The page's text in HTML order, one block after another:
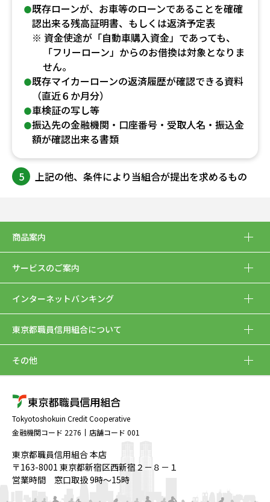
既存ローンが、お車等のローンであることを確確
認出来る残高証明書、もしくは返済予定表
※ 資金使途が「自動車購入資金」であっても、
「フリーローン」からのお借換は対象となりま
せん。
既存マイカーローンの返済履歴が確認できる資料
（直近６か月分）
車検証の写し等
振込先の金融機関・口座番号・受取人名・振込金
額が確認出来る書類
5 上記の他、条件により当組合が提出を求めるもの
商品案内
サービスのご案内
インターネットバンキング
東京都職員信用組合について
その他
Tokyotoshokuin Credit Cooperative
金融機関コード 2276
店舗コード 001
東京都職員信用組合 本店
〒163-8001 東京都新宿区西新宿２－８－１
営業時間 窓口取扱 9時～15時